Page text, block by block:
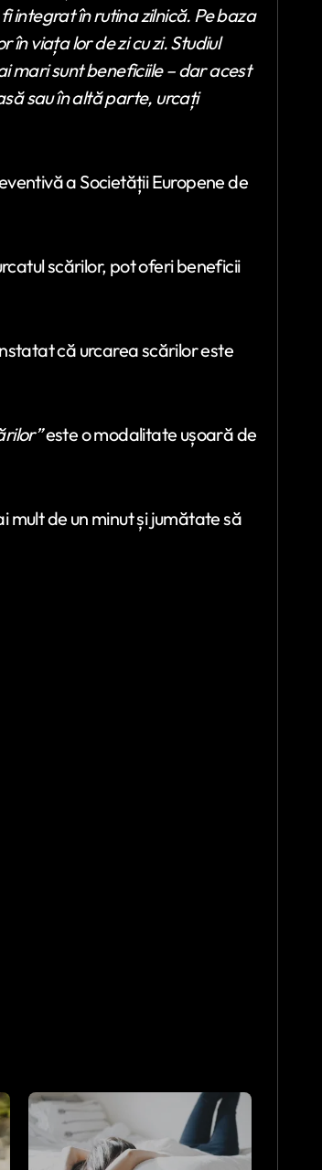
integrat în rutina zilnică. Pe baza
în viața lor de zi cu zi.Studiul
mari sunt beneficiile – dar acest
sau în altă parte, urcați
a Societății Europene de
scărilor, pot oferi beneficii
că urcarea scărilor este
este o modalitate ușoară de
mult de un minut și jumătate să